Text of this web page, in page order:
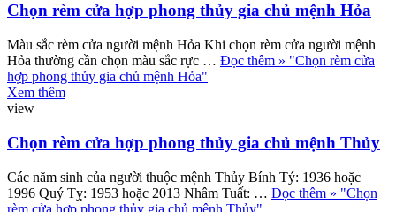
Chọn rèm cửa hợp phong thủy gia chủ mệnh Hỏa
Màu sắc rèm cửa người mệnh Hỏa Khi chọn rèm cửa người mệnh
Hỏa thường cần chọn màu sắc rực … Đọc thêm » "Chọn rèm cửa
hợp phong thủy gia chủ mệnh Hỏa"
Xem thêm
view
Chọn rèm cửa hợp phong thủy gia chủ mệnh Thủy
Các năm sinh của người thuộc mệnh Thủy Bính Tý: 1936 hoặc
1996 Quý Tỵ: 1953 hoặc 2013 Nhâm Tuất: … Đọc thêm » "Chọn
rèm cửa hợp phong thủy gia chủ mệnh Thủy"